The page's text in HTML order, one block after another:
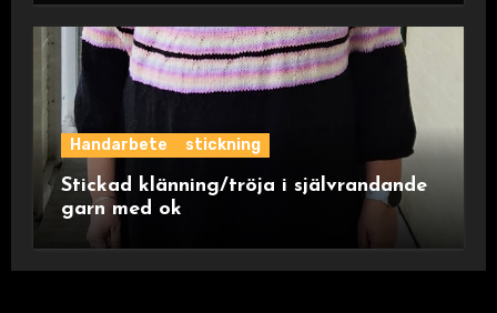
Handarbete stickning
Stickad klänning/tröja i självrandande
garn med ok